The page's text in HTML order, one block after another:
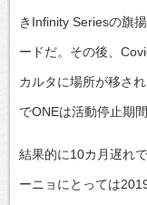
きInfinity Seriesの旗
ードだ。その後、
カルタに場所が移さ
でONEは活動停止期
結果的に10カ月遅れ
ーニョにとっては